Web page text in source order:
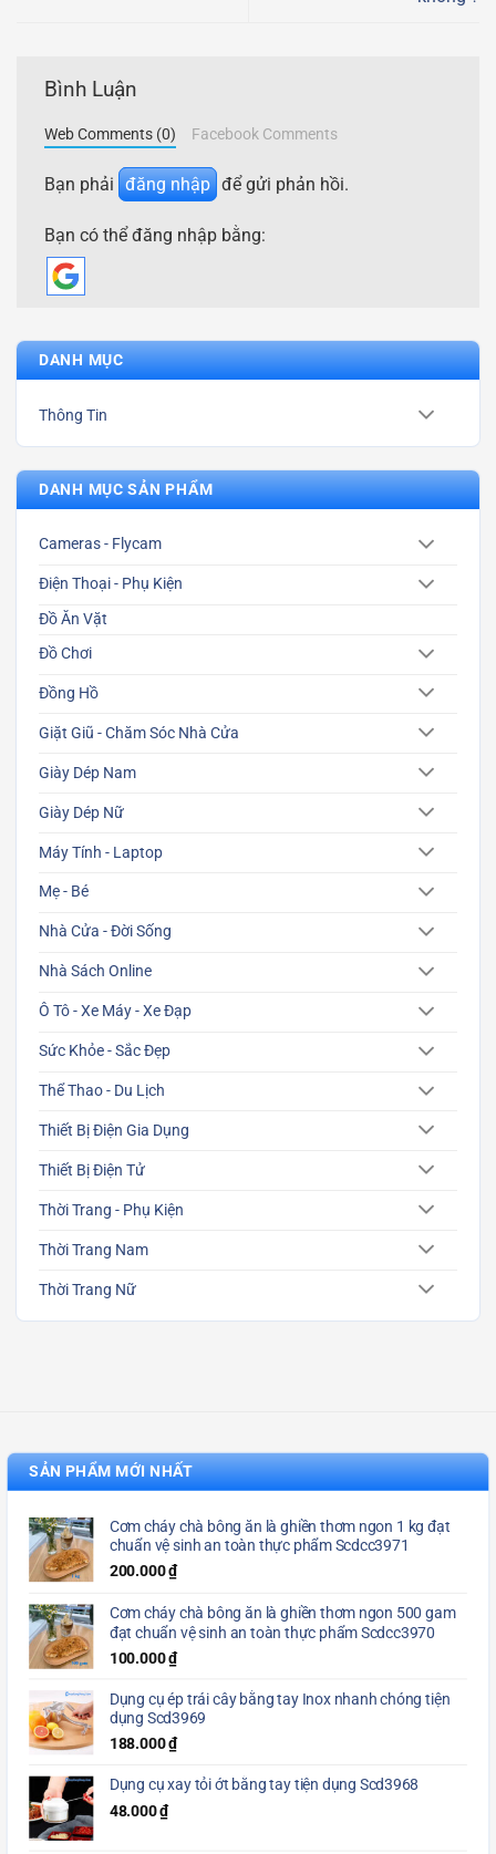
DANH MỤC
Thông Tin
DANH MỤC SẢN PHẨM
Cameras - Flycam
Điện Thoại - Phụ Kiện
Đồ Ăn Vặt
Đồ Chơi
Đồng Hồ
Giặt Giũ - Chăm Sóc Nhà Cửa
Giày Dép Nam
Giày Dép Nữ
Máy Tính - Laptop
Mẹ - Bé
Nhà Cửa - Đời Sống
Nhà Sách Online
Ô Tô - Xe Máy - Xe Đạp
Sức Khỏe - Sắc Đẹp
Thể Thao - Du Lịch
Thiết Bị Điện Gia Dụng
Thiết Bị Điện Tử
Thời Trang - Phụ Kiện
Thời Trang Nam
Thời Trang Nữ
Bình Luận
Web Comments (0) Facebook Comments
Bạn phải đăng nhập để gửi phản hồi.
Bạn có thể đăng nhập bằng:
SẢN PHẨM MỚI NHẤT
Cơm cháy chà bông ăn là ghiền thơm ngon 1 kg đạt
chuẩn vệ sinh an toàn thực phẩm Scdcc3971
200.000₫
Cơm cháy chà bông ăn là ghiền thơm ngon 500 gam
đạt chuẩn vệ sinh an toàn thực phẩm Scdcc3970
100.000₫
Dụng cụ ép trái cây bằng tay Inox nhanh chóng tiện
dụng Scd3969
188.000₫
Dụng cụ xay tỏi ớt bằng tay tiện dụng Scd3968
48.000₫